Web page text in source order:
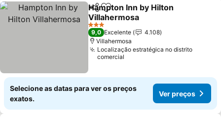
PartilharAdicionar aos favoritos
Hampton Inn by Hilton
Villahermosa
Ver preços
3 Estrelas
9,0 Excelente
4.108
Villahermosa
Localização estratégica no distrito
comercial
Selecione as datas para ver os preços
exatos.
Ver preços